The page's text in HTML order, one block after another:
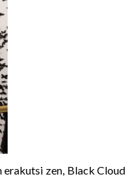
zen, Black Cloud